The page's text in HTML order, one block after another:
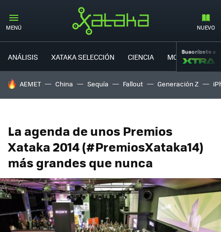
MENÚ NUEVO
ANÁLISIS XATAKA SELECCIÓN CIENCIA MOVILIDAD
Suscríbete a
HOY SE HABLA DE
AEMET China Sequía Fallout Generación Z
La agenda de unos Premios
Xataka 2014 (#PremiosXataka14)
más grandes que nunca